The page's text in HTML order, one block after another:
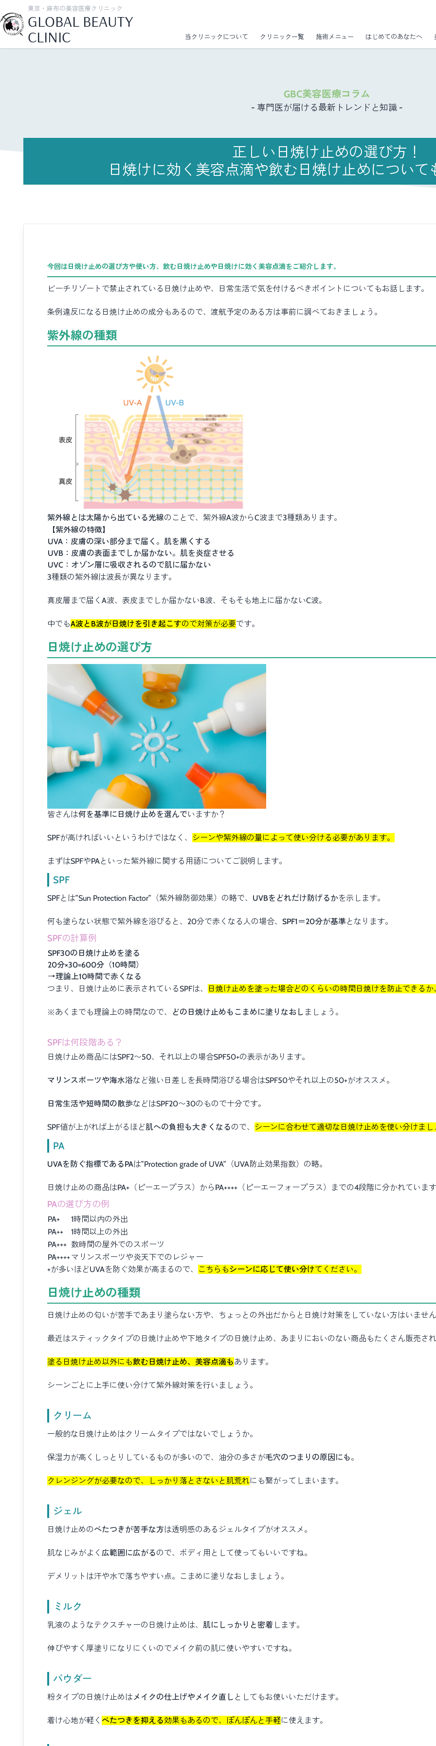
東京・麻布の美容医療クリニック
GLOBAL BEAUTY
CLINIC
当クリニックについて クリニック一覧 施術メニュー はじめてのあなたへ
GBC美容医療コラム
- 専門医が届ける最新トレンドと知識 -
正しい日焼け止めの選び方！
日焼けに効く美容点滴や飲む日焼け止めについて
今回は日焼け止めの選び方や使い方、 飲む日焼け止めや日焼けに効く美容点滴をご紹介します。
ビーチリゾートで禁止されている日焼け止めや、日常生活で気を付けるべきポイントについてもお話します。
条例違反になる日焼け止めの成分もあるので、渡航予定のある方は事前に調べておきましょう。
紫外線の種類
紫外線とは太陽から出ている光線のことで、紫外線A波からC波まで3種類あります。
【紫外線の特徴】
UVA：皮膚の深い部分まで届く。肌を黒くする
UVB：皮膚の表面までしか届かない。肌を炎症させる
UVC：オゾン層に吸収されるので肌に届かない
3種類の紫外線は波長が異なります。
真皮層まで届くA波、表皮までしか届かないB波、そもそも地上に届かないC波。
中でもA波とB波が日焼けを引き起こすので対策が必要です。
日焼け止めの選び方
皆さんは何を基準に日焼け止めを選んでいますか？
SPFが高ければいいというわけではなく、 シーンや紫外線の量によって使い分ける必要があります。
まずはSPFやPAといった紫外線に関する用語についてご説明します。
SPF
SPFとは”Sun Protection Factor”（紫外線防御効果）の略で、 UVBをどれだけ防げるかを示します。
何も塗らない状態で紫外線を浴びると、20分で赤くなる人の場合、 SPF1＝20分が基準となります。
SPFの計算例
SPF30の日焼け止めを塗る
20分×30=600分（10時間）
→理論上10時間で赤くなる
つまり、日焼け止めに表示されているSPFは、
日焼け止めを塗った場合どのくらいの時間日焼けを防止できる
※あくまでも理論上の時間なので、 どの日焼け止めもこまめに塗りなおし ましょう。
SPFは何段階ある？
日焼け止め商品にはSPF2〜50、それ以上の場合SPF50+の表示があります。
マリンスポーツや海水浴など強い日差しを長時間浴びる場合はSPF50やそれ以上の50+がオススメ。
日常生活や短時間の散歩などはSPF20〜30のもので十分です。
SPF値が上がれば上がるほど肌への負担も大きくなるので、 シーンに合わせて適切な日焼け止めを使い分けまし
PA
UVAを防ぐ指標であるPAは”Protection grade of UVA”（UVA防止効果指数）の略。
日焼け止めの商品はPA+（ピーエープラス）からPA++++（ピーエーフォープラス）までの4段階に分かれています
PAの選び方の例
PA+
1時間以内の外出
PA++
1時間以上の外出
PA+++ 数時間の屋外でのスポーツ
PA++++マリンスポーツや炎天下でのレジャー
+が多いほどUVAを防ぐ効果が高まるので、
こちらもシーンに応じて使い分けてください。
日焼け止めの種類
日焼け止めの匂いが苦手であまり塗らない方や、ちょっとの外出だからと日焼け対策をしていない方はいませ
最近はスティックタイプの日焼け止めや下地タイプの日焼け止め、あまりにおいのない商品もたくさん販売され
塗る日焼け止め以外にも飲む日焼け止め、美容点滴もあります。
シーンごとに上手に使い分けて紫外線対策を行いましょう。
クリーム
一般的な日焼け止めはクリームタイプではないでしょうか。
保湿力が高くしっとりしているものが多いので、油分の多さが毛穴のつまりの原因にも。
クレンジングが必要なので、しっかり落とさないと肌荒れにも繋がってしまいます。
ジェル
日焼け止めのべたつきが苦手な方は透明感のあるジェルタイプがオススメ。
肌なじみがよく 広範囲に広がるので、ボディ用として使ってもいいですね。
デメリットは汗や水で落ちやすい点。こまめに塗りなおしましょう。
ミルク
乳液のようなテクスチャーの日焼け止めは、 肌にしっかりと密着 します。
伸びやすく厚塗りになりにくいのでメイク前の肌に使いやすいですね。
パウダー
粉タイプの日焼け止めはメイクの仕上げやメイク直し としてもお使いいただけます。
着け心地が軽く べたつきを抑える効果もあるので、ぽんぽんと手軽に使えます。